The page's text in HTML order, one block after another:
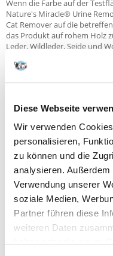
Diese Webseite
Wir verwenden
personalisieren,
zu können und die
analysieren.
Verwendung unserer
soziale Medien,
Partner führen diese
weiteren Daten
Wenn die Farbe auf der
Nature's Miracle® Urine
Cat Remover auf die
das Produkt auf rohem Holz
Leder, Wildleder, Seide und
Oberflächen. Verwenden
Remover Cat. Andere
und tränken Sie die
dem Produkt. Das
tiefer eindringen kann. 15
mit einem sauberen Tuch
Schwierige Flecken: Vor der
Fleckenbereich sanft
Starke Gerüche: Die
und trocknen lassen.
Zusammensetzung: